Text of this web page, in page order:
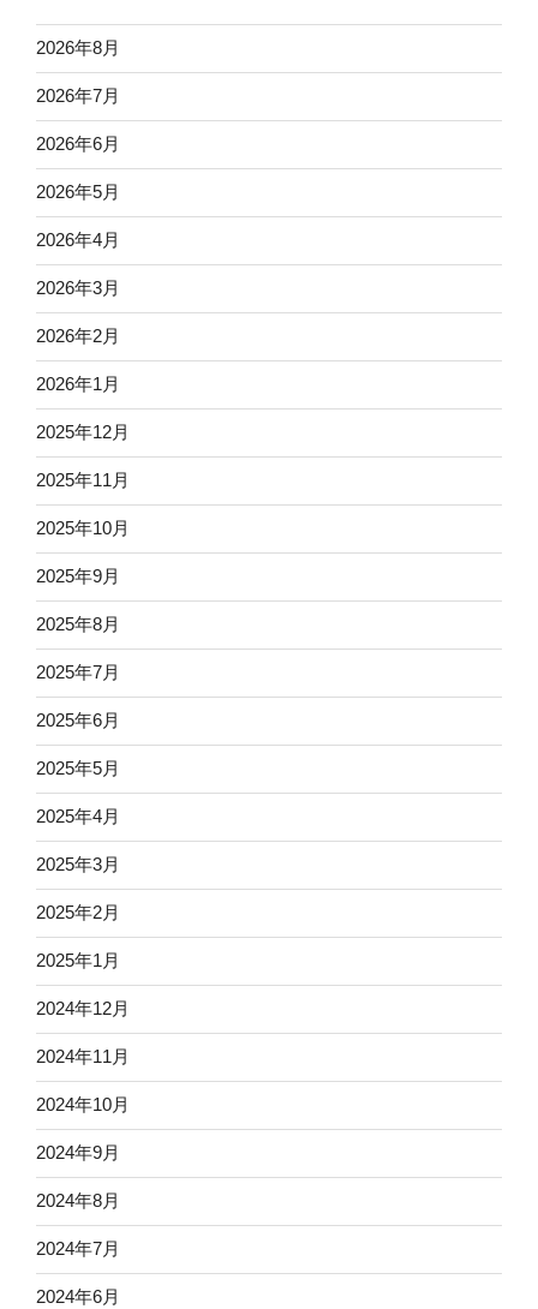
2026年8月
2026年7月
2026年6月
2026年5月
2026年4月
2026年3月
2026年2月
2026年1月
2025年12月
2025年11月
2025年10月
2025年9月
2025年8月
2025年7月
2025年6月
2025年5月
2025年4月
2025年3月
2025年2月
2025年1月
2024年12月
2024年11月
2024年10月
2024年9月
2024年8月
2024年7月
2024年6月